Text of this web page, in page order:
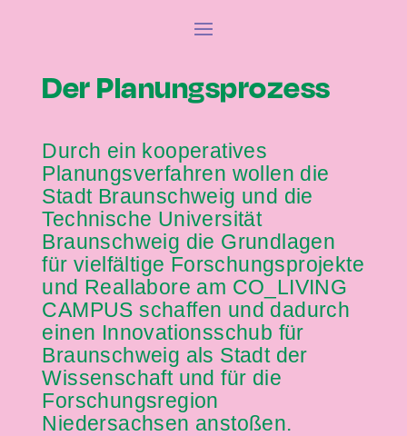
Der Planungsprozess
Durch ein kooperatives
Planungsverfahren wollen die
Stadt Braunschweig und die
Technische Universität
Braunschweig die Grundlagen
für vielfältige Forschungsprojekte
und Reallabore am CO_LIVING
CAMPUS schaffen und dadurch
einen Innovationsschub für
Braunschweig als Stadt der
Wissenschaft und für die
Forschungsregion
Niedersachsen anstoßen.